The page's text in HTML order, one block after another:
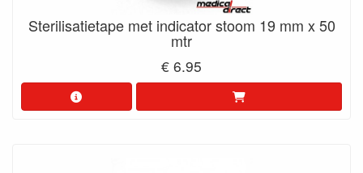
Sterilisatietape met indicator stoom 19 mm x 50
mtr
€ 6.95